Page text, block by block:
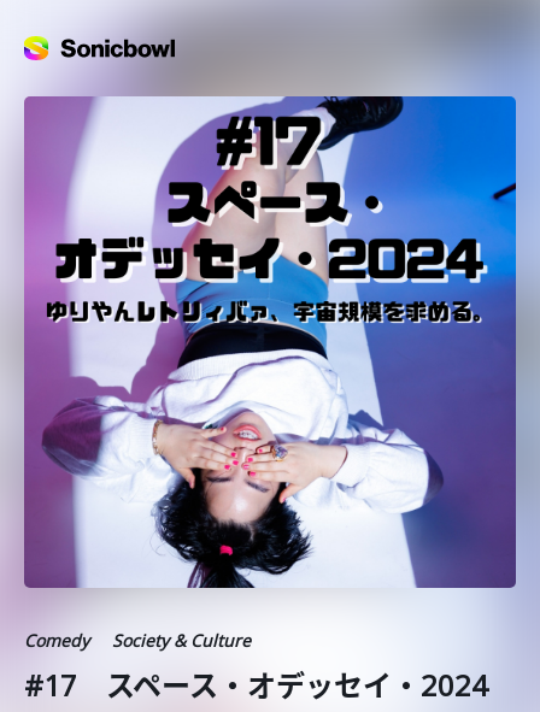
Comedy Society & Culture
#17 スペース・オデッセイ・2024